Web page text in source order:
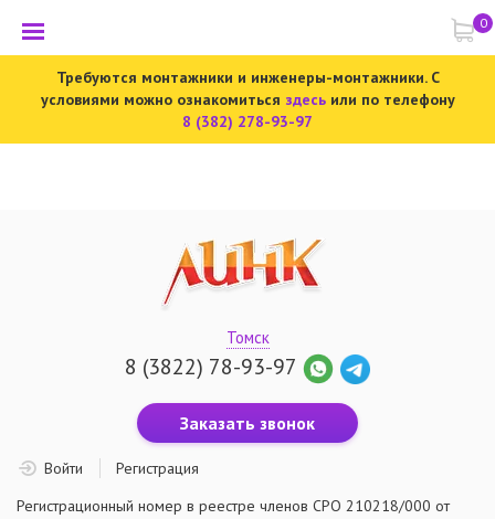
Требуются монтажники и инженеры-монтажники. С
условиями можно ознакомиться здесьили по телефону
8 (382) 278-93-97
Томск
8 (3822) 78-93-97
Заказать звонок
Войти Регистрация
0
Регистрационный номер в реестре членов СРО 210218/000 от